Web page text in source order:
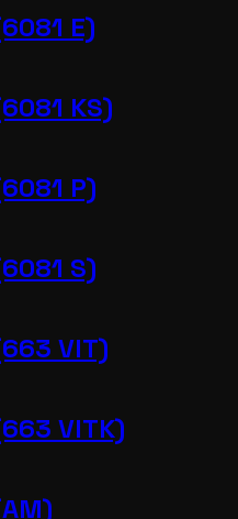
E)
KS)
P)
S)
VIT)
VITK)